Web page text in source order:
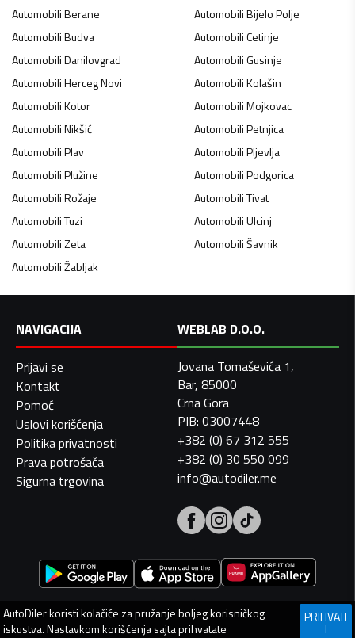
AutomobiliBerane AutomobiliBijelo Polje
AutomobiliBudva AutomobiliCetinje
AutomobiliDanilovgrad AutomobiliGusinje
AutomobiliHerceg Novi AutomobiliKolašin
AutomobiliKotor AutomobiliMojkovac
AutomobiliNikšić AutomobiliPetnjica
AutomobiliPlav AutomobiliPljevlja
AutomobiliPlužine AutomobiliPodgorica
AutomobiliRožaje AutomobiliTivat
AutomobiliTuzi AutomobiliUlcinj
AutomobiliZeta AutomobiliŠavnik
AutomobiliŽabljak
NAVIGACIJA
Prijavi se
Kontakt
Pomoć
Uslovi korišćenja
Politika privatnosti
Prava potrošača
Sigurna trgovina
WEBLAB D.O.O.
Jovana Tomaševića 1,
Bar, 85000
Crna Gora
PIB: 03007448
+382 (0) 67 312 555
+382 (0) 30 550 099
info@autodiler.me
AutoDilerkoristi kolačiće za pružanje boljeg korisničkog
iskustva. Nastavkom korišćenja sajta prihvatate
PRIHVATI
I